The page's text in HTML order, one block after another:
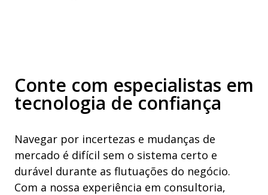
Conte com especialistas em
tecnologia de confiança
Navegar por incertezas e mudanças de
mercado é difícil sem o sistema certo e
durável durante as flutuações do negócio.
Com a nossa experiência em consultoria,